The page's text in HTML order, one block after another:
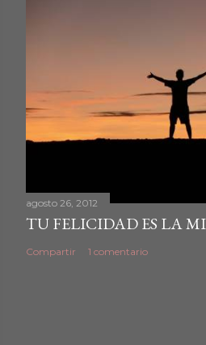
agosto 26, 2012
TU FELICIDAD ES LA
Compartir 1 comentario